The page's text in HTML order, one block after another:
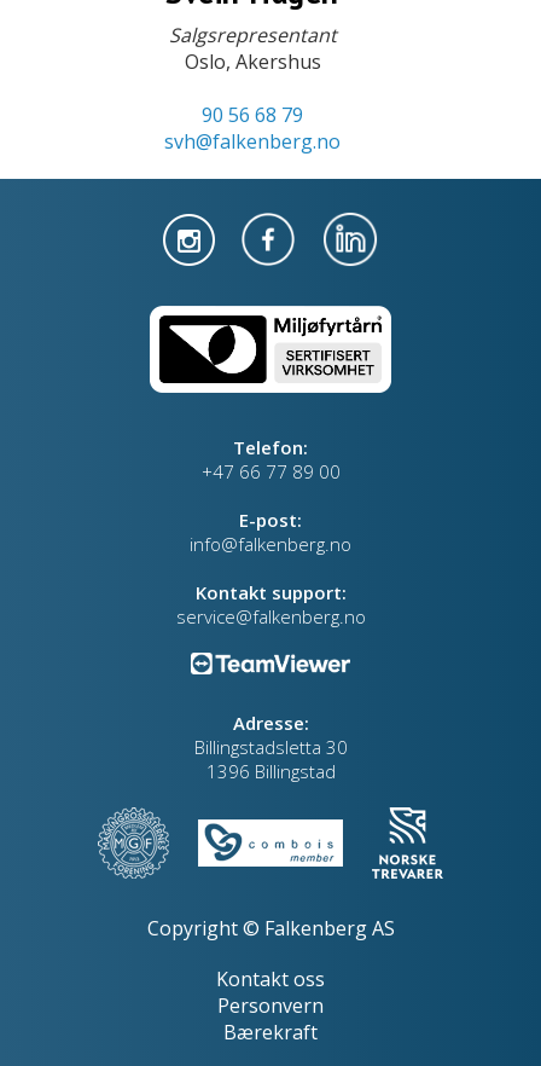
Salgsrepresentant
Oslo, Akershus
90 56 68 79
svh@falkenberg.no
Telefon:
+47 66 77 89 00
E-post:
info@falkenberg.no
Kontakt support:
service@falkenberg.no
Adresse:
Billingstadsletta 30
1396 Billingstad
Copyright © Falkenberg AS
Kontakt oss
Personvern
Bærekraft